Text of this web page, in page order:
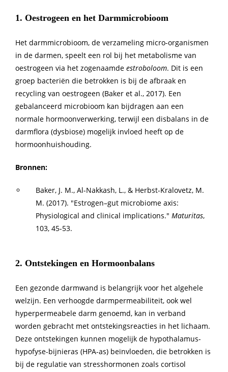
1. Oestrogeen en het Darmmicrobioom
Het darmmicrobioom, de verzameling micro-organismen
in de darmen, speelt een rol bij het metabolisme van
oestrogeen via het zogenaamde estroboloom. Dit is een
groep bacteriën die betrokken is bij de afbraak en
recycling van oestrogeen (Baker et al., 2017). Een
gebalanceerd microbioom kan bijdragen aan een
normale hormoonverwerking, terwijl een disbalans in de
darmflora (dysbiose) mogelijk invloed heeft op de
hormoonhuishouding.
Bronnen:
Baker, J. M., Al-Nakkash, L., & Herbst-Kralovetz, M.
M. (2017). "Estrogen–gut microbiome axis:
Physiological and clinical implications."Maturitas,
103, 45-53.
2. Ontstekingen en Hormoonbalans
Een gezonde darmwand is belangrijk voor het algehele
welzijn. Een verhoogde darmpermeabiliteit, ook wel
hyperpermeabele darm genoemd, kan in verband
worden gebracht met ontstekingsreacties in het lichaam.
Deze ontstekingen kunnen mogelijk de hypothalamus-
hypofyse-bijnieras (HPA-as) beïnvloeden, die betrokken is
bij de regulatie van stresshormonen zoals cortisol